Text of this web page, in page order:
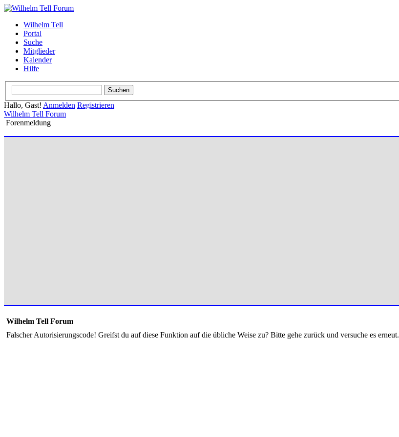
Wilhelm Tell
Portal
Suche
Mitglieder
Kalender
Hilfe
Hallo, Gast! Anmelden Registrieren
Wilhelm Tell Forum
Forenmeldung
Wilhelm Tell Forum
Falscher Autorisierungscode! Greifst du auf diese Funktion auf die übliche Weise zu? Bitte gehe zurück und versuche es erneut.